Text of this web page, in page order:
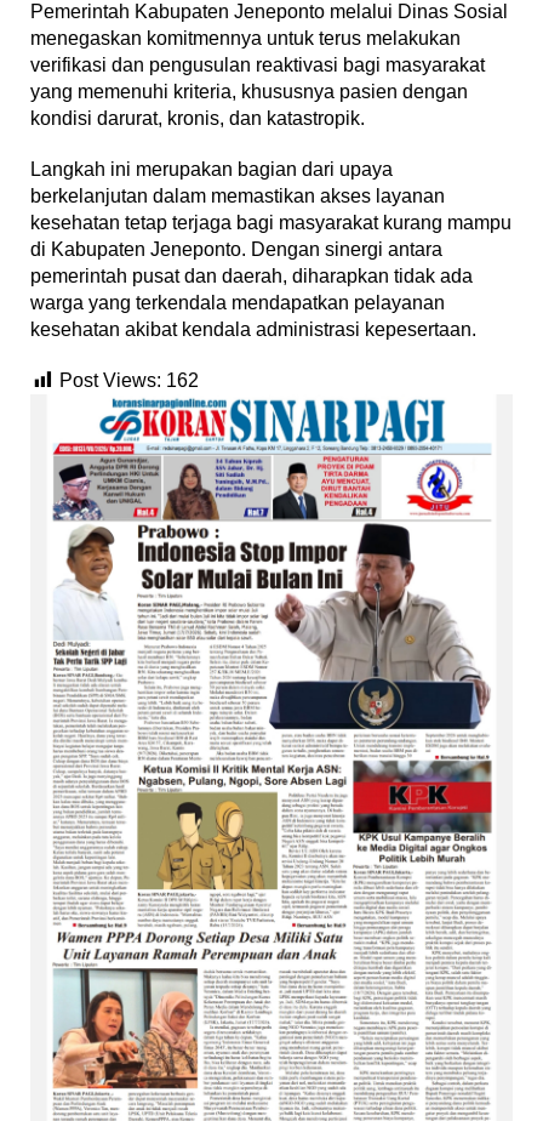
Pemerintah Kabupaten Jeneponto melalui Dinas Sosial
menegaskan komitmennya untuk terus melakukan
verifikasi dan pengusulan reaktivasi bagi masyarakat
yang memenuhi kriteria, khususnya pasien dengan
kondisi darurat, kronis, dan katastropik.
Langkah ini merupakan bagian dari upaya
berkelanjutan dalam memastikan akses layanan
kesehatan tetap terjaga bagi masyarakat kurang mampu
di Kabupaten Jeneponto. Dengan sinergi antara
pemerintah pusat dan daerah, diharapkan tidak ada
warga yang terkendala mendapatkan pelayanan
kesehatan akibat kendala administrasi kepesertaan.
Post Views: 162